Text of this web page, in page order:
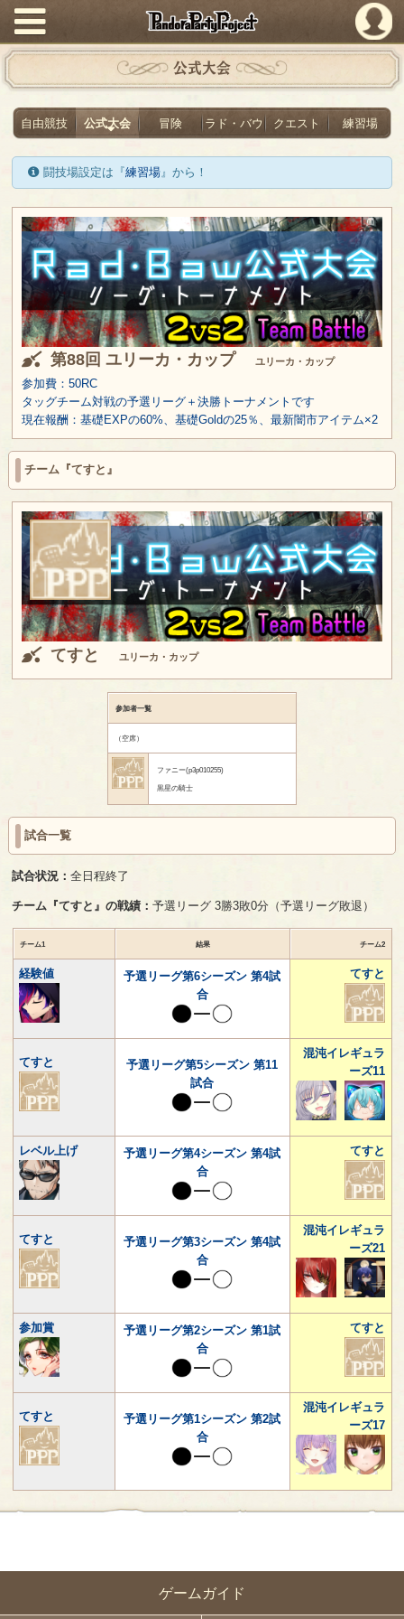
PandoraPartyProject
ゲームガイド
公式大会
自由競技 公式大会 冒険 ラド・バウ クエスト 練習場
闘技場設定は『練習場』から！
第88回 ユリーカ・カップ ユリーカ・カップ
参加費：50RC
タッグチーム対戦の予選リーグ＋決勝トーナメントです
現在報酬：基礎EXPの60%、基礎Goldの25％、最新闇市アイテム×2
チーム『てすと』
てすと ユリーカ・カップ
参加者一覧
（空席）
ファニー(p3p010255)
黒星の騎士
試合一覧
試合状況：全日程終了
チーム『てすと』の戦績：予選リーグ 3勝3敗0分（予選リーグ敗退）
チーム1 結果 チーム2
経験値
予選リーグ第6シーズン 第4試
合
てすと
てすと
予選リーグ第5シーズン 第11
試合
混沌イレギュラ
ーズ11
レベル上げ
予選リーグ第4シーズン 第4試
合
てすと
てすと
予選リーグ第3シーズン 第4試
合
混沌イレギュラ
ーズ21
参加賞
予選リーグ第2シーズン 第1試
合
てすと
てすと
予選リーグ第1シーズン 第2試
合
混沌イレギュラ
ーズ17